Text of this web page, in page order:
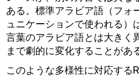
ある。標準アラビア語（フォ
ュニケーションで使われる）
言葉のアラビア語とは大きく
まで劇的に変化することがあ
このような多様性に対応する